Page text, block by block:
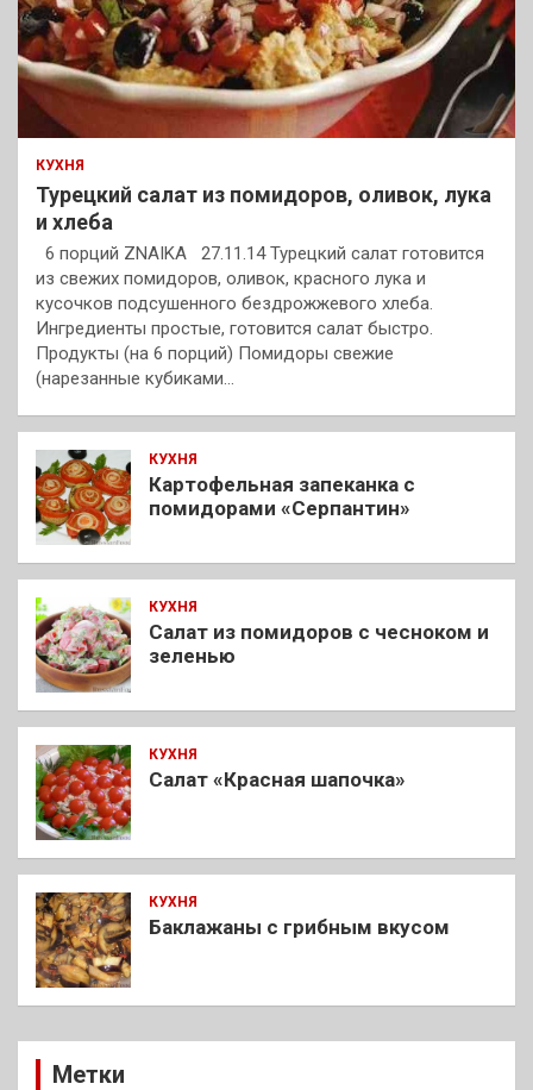
КУХНЯ
Турецкий салат из помидоров, оливок, лука
и хлеба
6 порций ZNAIKA 27.11.14 Турецкий салат готовится
из свежих помидоров, оливок, красного лука и
кусочков подсушенного бездрожжевого хлеба.
Ингредиенты простые, готовится салат быстро.
Продукты (на 6 порций) Помидоры свежие
(нарезанные кубиками…
КУХНЯ
Картофельная запеканка с
помидорами «Серпантин»
КУХНЯ
Салат из помидоров с чесноком и
зеленью
КУХНЯ
Салат «Красная шапочка»
КУХНЯ
Баклажаны с грибным вкусом
Метки